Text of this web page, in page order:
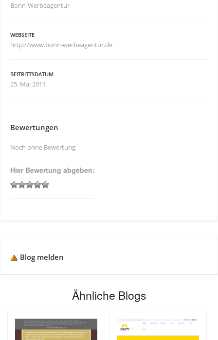
Bonn-Werbeagentur
WEBSEITE
http://www.bonn-werbeagentur.de
BEITRITTSDATUM
25. Mai 2011
Bewertungen
Noch ohne Bewertung
Hier Bewertung abgeben:
Blog melden
Ähnliche Blogs